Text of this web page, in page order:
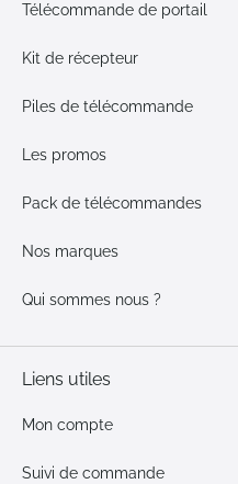
Télécommande de portail
Kit de récepteur
Piles de télécommande
Les promos
Pack de télécommandes
Nos marques
Qui sommes nous ?
Liens utiles
Mon compte
Suivi de commande